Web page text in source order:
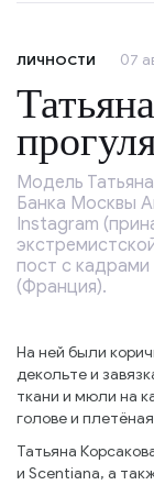
ЛИЧНОСТИ 07
Модель
Банка Москвы
Instagram
пост с кадрами
(Франция).
На ней были
декольте и
ткани и мюли на
голове и
Татьяна
и Scentiana, а